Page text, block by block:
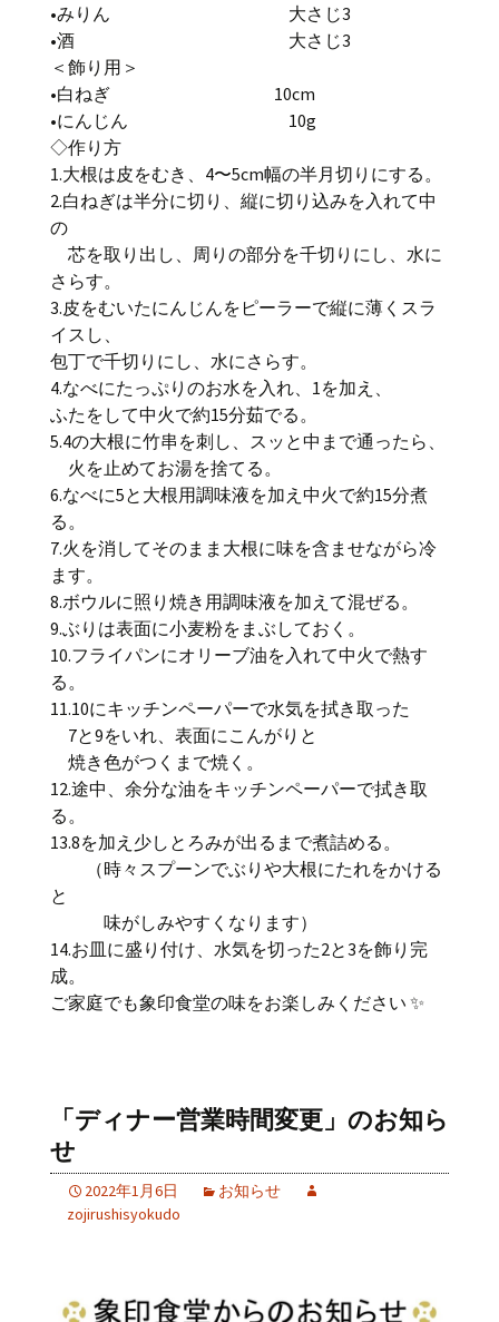
•みりん 大さじ3
•酒 大さじ3
＜飾り用＞
•白ねぎ 10cm
•にんじん 10g
◇作り方
1.大根は皮をむき、4〜5cm幅の半月切りにする。
2.白ねぎは半分に切り、縦に切り込みを入れて中
の
芯を取り出し、周りの部分を千切りにし、水に
さらす。
3.皮をむいたにんじんをピーラーで縦に薄くスラ
イスし、
包丁で千切りにし、水にさらす。
4.なべにたっぷりのお水を入れ、1を加え、
ふたをして中火で約15分茹でる。
5.4の大根に竹串を刺し、スッと中まで通ったら、
火を止めてお湯を捨てる。
6.なべに5と大根用調味液を加え中火で約15分煮
る。
7.火を消してそのまま大根に味を含ませながら冷
ます。
8.ボウルに照り焼き用調味液を加えて混ぜる。
9.ぶりは表面に小麦粉をまぶしておく。
10.フライパンにオリーブ油を入れて中火で熱す
る。
11.10にキッチンペーパーで水気を拭き取った
7と9をいれ、表面にこんがりと
焼き色がつくまで焼く。
12.途中、余分な油をキッチンペーパーで拭き取
る。
13.8を加え少しとろみが出るまで煮詰める。
（時々スプーンでぶりや大根にたれをかける
と
味がしみやすくなります）
14.お皿に盛り付け、水気を切った2と3を飾り完
成。
ご家庭でも象印食堂の味をお楽しみください ✨
「ディナー営業時間変更」のお知ら
せ
2022年1月6日
お知らせ
zojirushisyokudo